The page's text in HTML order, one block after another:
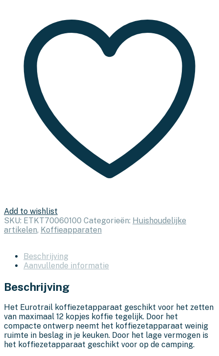
Add to wishlist
SKU: ETKT70060100 Categorieën: Huishoudelijke
artikelen, Koffieapparaten
Beschrijving
Aanvullende informatie
Beschrijving
Het Eurotrail koffiezetapparaat geschikt voor het zetten
van maximaal 12 kopjes koffie tegelijk. Door het
compacte ontwerp neemt het koffiezetapparaat weinig
ruimte in beslag in je keuken. Door het lage vermogen is
het koffiezetapparaat geschikt voor op de camping.